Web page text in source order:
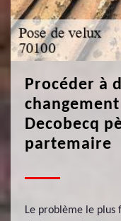
Procéder à
Decobecq
partemaire
Le problème le plus